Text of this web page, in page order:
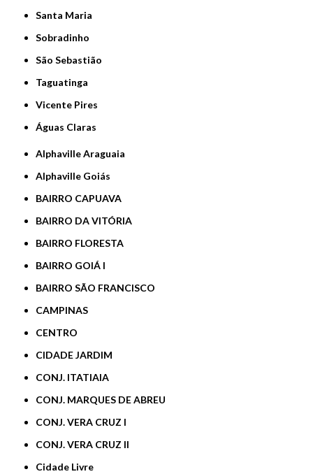
Santa Maria
Sobradinho
São Sebastião
Taguatinga
Vicente Pires
Águas Claras
Alphaville Araguaia
Alphaville Goiás
BAIRRO CAPUAVA
BAIRRO DA VITÓRIA
BAIRRO FLORESTA
BAIRRO GOIÁ I
BAIRRO SÃO FRANCISCO
CAMPINAS
CENTRO
CIDADE JARDIM
CONJ. ITATIAIA
CONJ. MARQUES DE ABREU
CONJ. VERA CRUZ I
CONJ. VERA CRUZ II
Cidade Livre